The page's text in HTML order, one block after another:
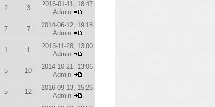
2 3
2016-01-11, 18:47
Admin
7 7
2014-06-12, 19:18
Admin
1 1
2013-11-28, 13:00
Admin
5 10
2014-10-21, 13:06
Admin
5 12
2016-09-13, 15:26
Admin